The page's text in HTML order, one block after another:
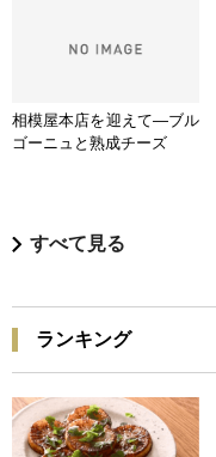
相模屋本店を迎えて―ブル
ゴーニュと熟成チーズ
すべて見る
ランキング